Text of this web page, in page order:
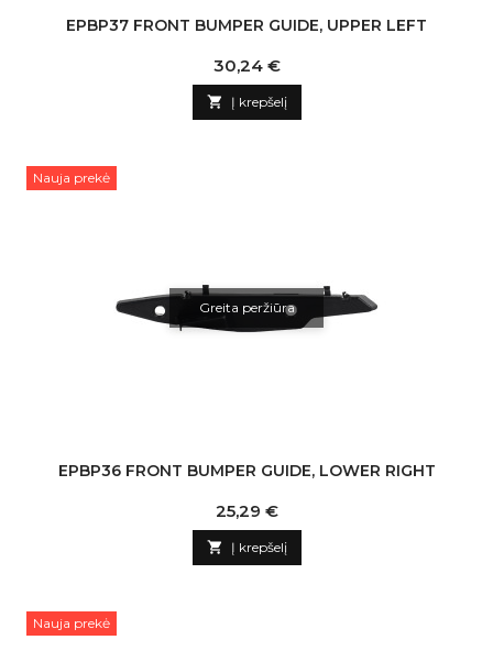
EPBP37 FRONT BUMPER GUIDE, UPPER LEFT
Kaina
30,24 €
 Į krepšelį
Nauja prekė
Greita peržiūra
EPBP36 FRONT BUMPER GUIDE, LOWER RIGHT
Kaina
25,29 €
 Į krepšelį
Nauja prekė